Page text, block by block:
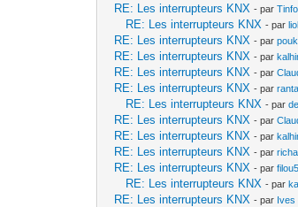
RE: Les interrupteurs KNX - par
RE: Les interrupteurs KNX - par
RE: Les interrupteurs KNX - par
RE: Les interrupteurs KNX - par
RE: Les interrupteurs KNX - par
RE: Les interrupteurs KNX - par
RE: Les interrupteurs KNX - par
RE: Les interrupteurs KNX - par
RE: Les interrupteurs KNX - par
RE: Les interrupteurs KNX - par
RE: Les interrupteurs KNX - par
RE: Les interrupteurs KNX - par
RE: Les interrupteurs KNX - par Ives